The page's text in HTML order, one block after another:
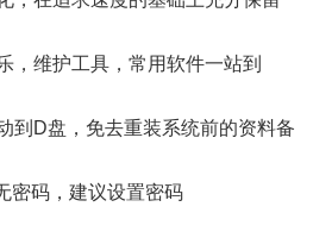
，维护工具，常用软件一站到
到D盘，免去重装系统前的资料备
密码，建议设置密码